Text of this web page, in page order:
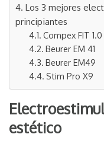
Los 3 mejores
principiantes
Compex FIT 1.0
Beurer EM 41
Beurer EM49
Stim Pro X9
estético